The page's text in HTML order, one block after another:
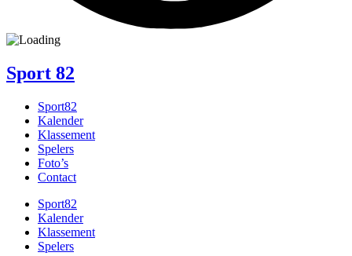
Sport 82
Sport82
Kalender
Klassement
Spelers
Foto’s
Contact
Sport82
Kalender
Klassement
Spelers